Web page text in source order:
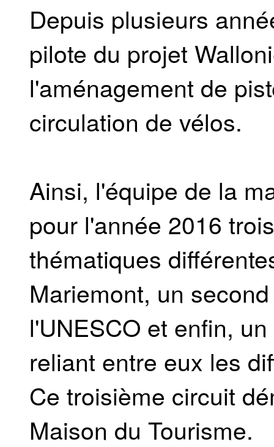
Depuis plusieurs
pilote du projet
l'aménagement de
circulation de vélos.
Ainsi, l'équipe de la
pour l'année 2016
thématiques
Mariemont, un
l'UNESCO et enfin,
reliant entre eux les
Ce troisième circuit
Maison du Tourisme.